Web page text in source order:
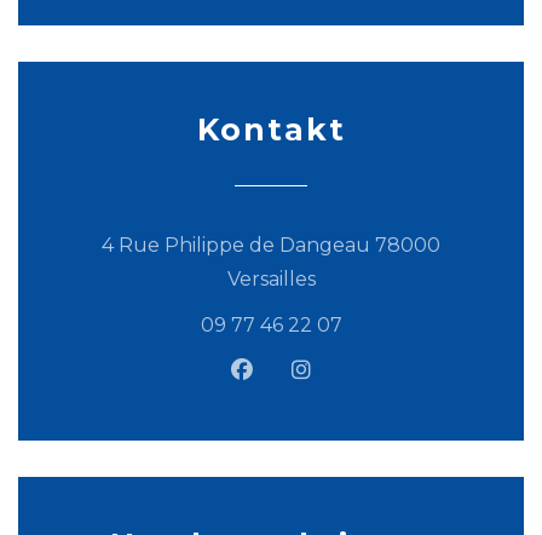
Kontakt
4 Rue Philippe de Dangeau 78000
Versailles((öffnet ein neues
09 77 46 22 07
Facebook ((öffnet ein
Instagram ((öffnet ein